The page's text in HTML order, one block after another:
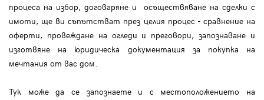
процеса на избор, договаряне и осъществяване на сделки с
имоти, ще ви съпътстват през целия процес - сравнение на
оферти, провеждане на огледи и преговори, запознаване и
изготвяне на юридическа документация за покупка на
мечтания от вас дом.
Тук може да се запознаете и с местоположението на